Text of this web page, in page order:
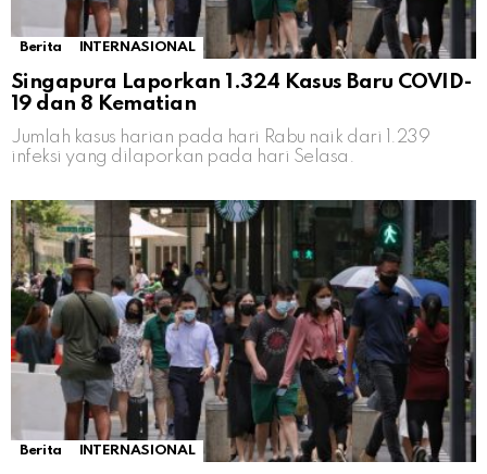
Berita INTERNASIONAL
Singapura Laporkan 1.324 Kasus Baru COVID-
19 dan 8 Kematian
Jumlah kasus harian pada hari Rabu naik dari 1.239
infeksi yang dilaporkan pada hari Selasa.
Berita INTERNASIONAL